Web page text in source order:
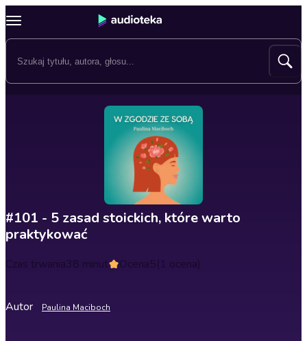
#101 - 5 zasad stoickich, które warto
praktykować
Czas trwania38 minut Ocena5(1 ocena)
Autor Paulina Maciboch